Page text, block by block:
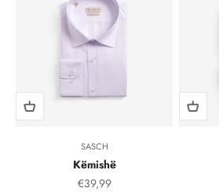
SASCH
Këmishë
Çmimi i shitjes, çmimi i shitjeve
€39,99